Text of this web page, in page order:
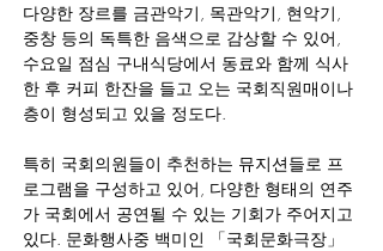
다양한 장르를 금관악기, 목관악기, 현악기,
중창 등의 독특한 음색으로 감상할 수 있어,
수요일 점심 구내식당에서 동료와 함께 식사
한 후 커피 한잔을 들고 오는 국회직원매이나
층이 형성되고 있을 정도다.
특히 국회의원들이 추천하는 뮤지션들로 프
로그램을 구성하고 있어, 다양한 형태의 연주
가 국회에서 공연될 수 있는 기회가 주어지고
있다. 문화행사중 백미인 「국회문화극장」